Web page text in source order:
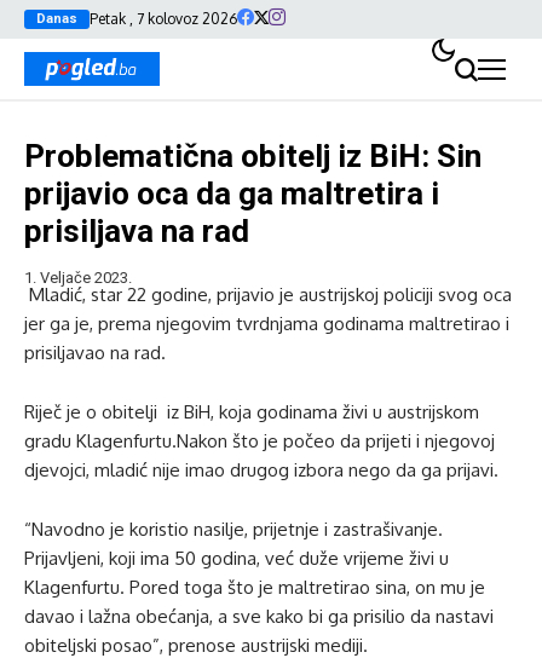
Danas Petak , 7 kolovoz 2026
Problematična obitelj iz BiH: Sin
prijavio oca da ga maltretira i
prisiljava na rad
1. Veljače 2023.
Mladić, star 22 godine, prijavio je austrijskoj policiji svog oca
jer ga je, prema njegovim tvrdnjama godinama maltretirao i
prisiljavao na rad.
Riječ je o obitelji iz BiH, koja godinama živi u austrijskom
gradu Klagenfurtu.Nakon što je počeo da prijeti i njegovoj
djevojci, mladić nije imao drugog izbora nego da ga prijavi.
“Navodno je koristio nasilje, prijetnje i zastrašivanje.
Prijavljeni, koji ima 50 godina, već duže vrijeme živi u
Klagenfurtu. Pored toga što je maltretirao sina, on mu je
davao i lažna obećanja, a sve kako bi ga prisilio da nastavi
obiteljski posao”, prenose austrijski mediji.